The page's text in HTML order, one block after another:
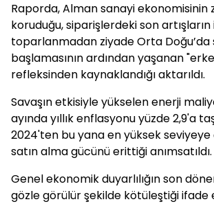
Raporda, Alman sanayi ekonomisinin
koruduğu, siparişlerdeki son artışların
toparlanmadan ziyade Orta Doğu’da
başlamasının ardından yaşanan
refleksinden kaynaklandığı aktarıldı.
Savaşın etkisiyle yükselen enerji
ayında yıllık enflasyonu yüzde 2,9'a
2024'ten bu yana en yüksek seviyeye
satın alma gücünü erittiği anımsatıldı.
Genel ekonomik duyarlılığın son
gözle görülür şekilde kötüleştiği ifade